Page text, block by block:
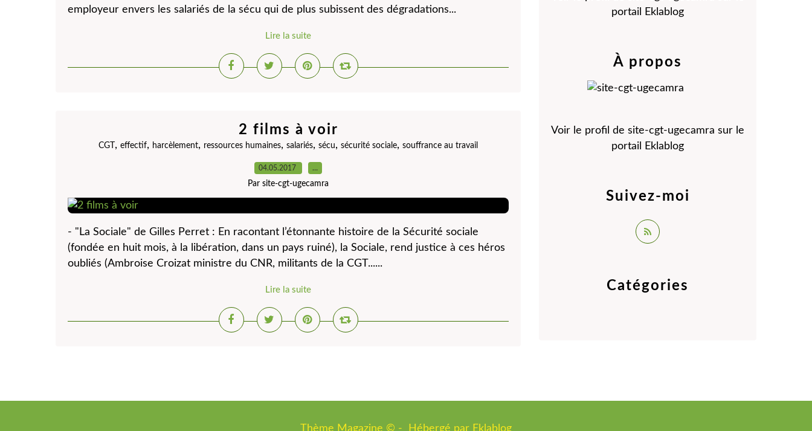
employeur envers les salariés de la sécu qui de plus subissent des dégradations...
Lire la suite
2 films à voir
CGT , effectif, harcèlement, ressources humaines, salariés, sécu, sécurité sociale, souffrance au travail
04.05.2017 …
Par site-cgt-ugecamra
- "La Sociale" de Gilles Perret : En racontant l’étonnante histoire de la Sécurité sociale
(fondée en huit mois, à la libération, dans un pays ruiné), la Sociale, rend justice à ces héros
oubliés (Ambroise Croizat ministre du CNR, militants de la CGT......
Lire la suite Catégories
portail Eklablog
Suivez-moi
À propos
Voir le profil de site-cgt-ugecamra sur le
portail Eklablog
Thème Magazine © - Hébergé par Eklablog